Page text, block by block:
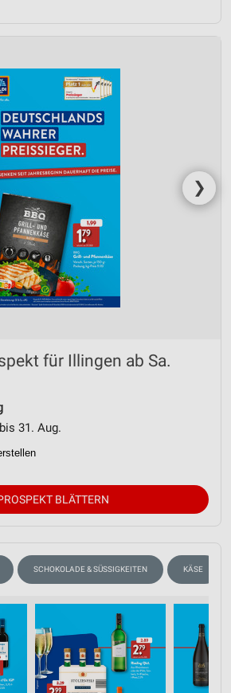
❯
für Illingen ab Sa.
31. Aug.
BLÄTTERN
SCHOKOLADE & SÜSSIGKEITEN KÄSE